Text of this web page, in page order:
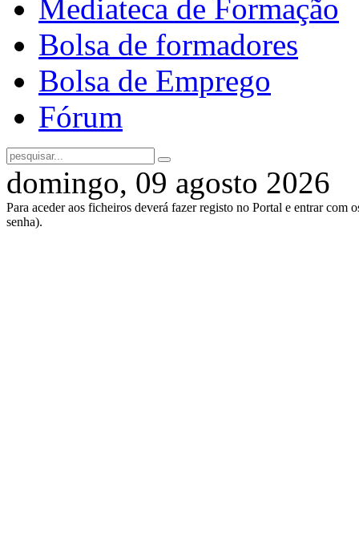
Mediateca de Formação
Bolsa de formadores
Bolsa de Emprego
Fórum
domingo, 09 agosto 2026
Para aceder aos ficheiros deverá fazer registo no Portal e entrar com
senha).